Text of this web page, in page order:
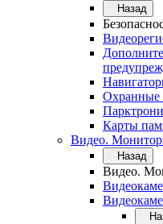
Назад
Охранные
Карты
Видео.
Назад
Видео.